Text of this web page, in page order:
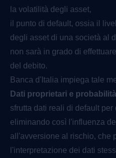
la volatilità degli asset,
il punto di default, ossia il
degli asset di una società al
non sarà in grado di
del debito.
Banca d'Italia impiega tale
Dati proprietari e
sfrutta dati reali di default
eliminando così l'influenza
all'avversione al rischio, che
l'interpretazione dei dati